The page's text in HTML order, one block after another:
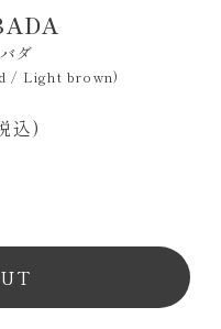
ダ
/ Light brown)
込)